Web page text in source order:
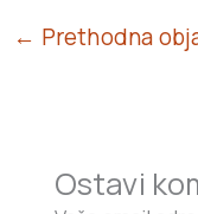
← Prethodna
Ostavi